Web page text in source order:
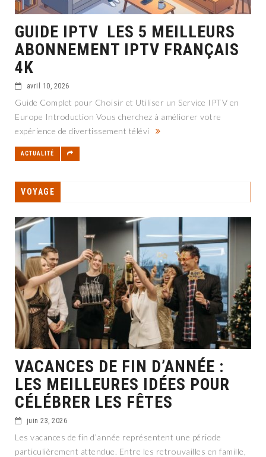
GUIDE IPTV LES 5 MEILLEURS
ABONNEMENT IPTV FRANÇAIS
4K
avril 10, 2026
Guide Complet pour Choisir et Utiliser un Service IPTV en
Europe Introduction Vous cherchez à améliorer votre
expérience de divertissement télévi
ACTUALITÉ
VOYAGE
VACANCES DE FIN D’ANNÉE :
LES MEILLEURES IDÉES POUR
CÉLÉBRER LES FÊTES
juin 23, 2026
Les vacances de fin d’année représentent une période
particulièrement attendue. Entre les retrouvailles en famille,